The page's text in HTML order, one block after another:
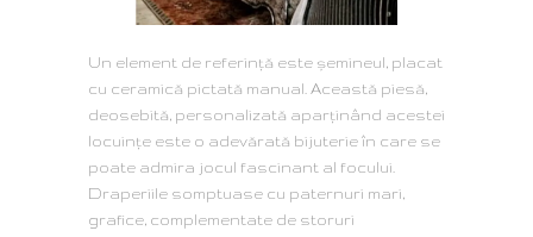
Un element de referință este șemineul, placat
cu ceramică pictată manual. Această piesă,
deosebită, personalizată aparţinând acestei
locuințe este o adevărată bijuterie în care se
poate admira jocul fascinant al focului.
Draperiile somptuase cu paternuri mari,
grafice, complementate de storuri